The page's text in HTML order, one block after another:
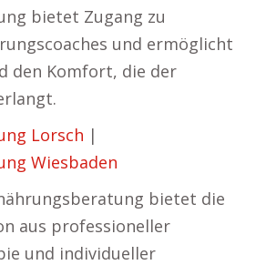
bietet Zugang zu
und ermöglicht
den Komfort, die der
Lorsch |
Wiesbaden
bietet die
aus professioneller
und individueller